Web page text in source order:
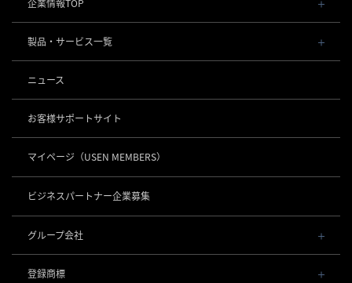
企業情報TOP
会社概要・役員一覧
事業内容
社長メッセージ
事業所一覧
店舗DX
グループ会社
製品・サービス一覧
POSレジ 他
USENレジ
USENセルフレジ
USENレジTAB HEALTHCARE
USEN ハンディ
USEN Mobile Order
USEN Tablet Order
USEN Order & Pay
USEN My Menu Premium
キャッシュレス決済
USEN PAY
USEN PAY QR
KettyBot Pro（配膳）
PuduBot2（配膳）
BellaBot Pro（配膳）
PUDU T300（運搬）
PUDU CC1（清掃）
集客・予約
USEN SMART RESERVE
ヒトサラ
⁩音楽配信
USEN MUSIC Entertainment
通信
USEN AIR UNLIMITED
お役立ち情報
ニュース
お客様サポートサイト
マイページ （USEN MEMBERS）
ビジネスパートナー企業募集
グループ会社
USEN & U-NEXT GROUP
株式会社 U-NEXT HOLDINGS
登録商標